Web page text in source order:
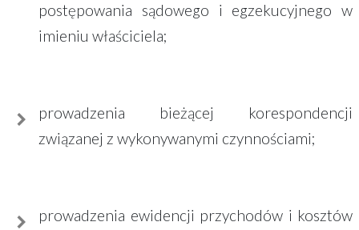
postępowania sądowego i egzekucyjnego w
imieniu właściciela;
prowadzenia bieżącej korespondencji
związanej z wykonywanymi czynnościami;
prowadzenia ewidencji przychodów i kosztów